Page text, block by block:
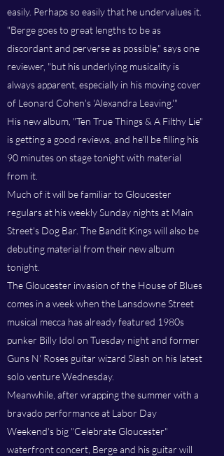
easily. Perhaps so easily that he undervalues it.
"Berge goes to great lengths to be as
discordant and perverse as possible," says one
reviewer, "but his underlying musicality is
always apparent, especially in his moving cover
of Leonard Cohen's 'Alexandra Leaving.'"
His new album, "Ten True Things & A Filthy Lie"
is getting a good reviews, and he'll be filling his
90 minutes on stage tonight with material
from it.
Much of it will be familiar to Gloucester
regulars at his weekly Sunday nights at Main
Street's Dog Bar. The Bandit Kings will also be
debuting material from their new album
tonight.
The Gloucester invasion of the House of Blues
comes in a week when the Lansdowne Street
musical mecca has already featured 1980s
punker Billy Idol on Tuesday night and former
Guns N' Roses guitar wizard Slash on his latest
solo venture Wednesday.
Meanwhile, after wrapping the summer with a
bravado performance at Labor Day
Weekend's big "Celebrate Gloucester"
waterfront concert, Berge and his guitar will